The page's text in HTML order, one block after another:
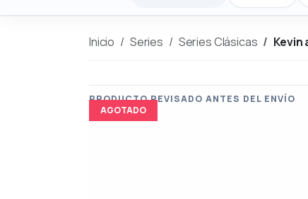
Inicio Series Series Clásicas Kevin
AGOTADO